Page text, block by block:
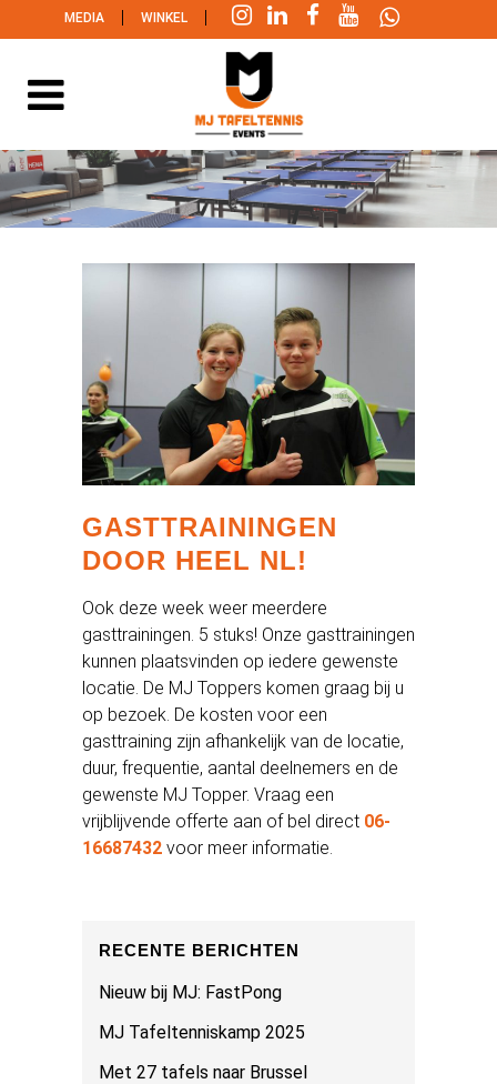
MEDIA | WINKEL |
GASTTRAININGEN
DOOR HEEL NL!
Ook deze week weer meerdere
gasttrainingen. 5 stuks! Onze gasttrainingen
kunnen plaatsvinden op iedere gewenste
locatie. De MJ Toppers komen graag bij u
op bezoek. De kosten voor een
gasttraining zijn afhankelijk van de locatie,
duur, frequentie, aantal deelnemers en de
gewenste MJ Topper. Vraag een
vrijblijvende offerte aan of bel direct 06-
16687432 voor meer informatie.
RECENTE BERICHTEN
Nieuw bij MJ: FastPong
MJ Tafeltenniskamp 2025
Met 27 tafels naar Brussel